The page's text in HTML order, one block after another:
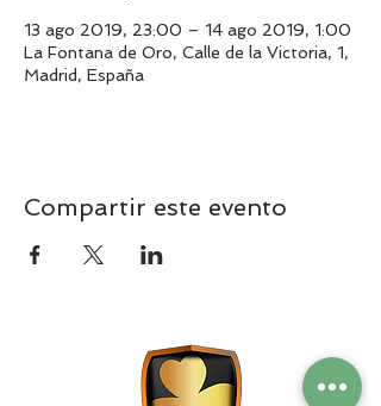
13 ago 2019, 23:00 – 14 ago 2019, 1:00
La Fontana de Oro, Calle de la Victoria, 1,
Madrid, España
Compartir este evento